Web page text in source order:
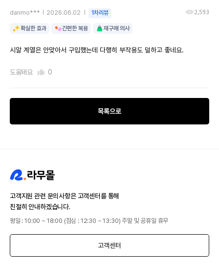
danmo*** 2026.06.02 1차리뷰 2,593
확실한 효과 간편한 복용 재구매 의사
시알 계열은 안맞아서 구입했는데 다행히 부작용도 덜하고 좋네요.
도움돼요 0
목록으로
고객지원 관련 문의사항은 고객센터를 통해
친절히 안내하겠습니다.
평일 : 10:00 ~ 18:00 (점심 : 12:30 ~ 13:30) 주말 및 공휴일 휴무
고객센터